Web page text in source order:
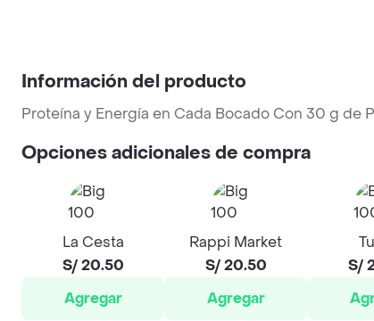
Información del producto
Proteína y Energía en Cada Bocado Con 30 g de
Opciones adicionales de compra
La Cesta
S/ 20.50
Agregar
Rappi Market
S/ 20.50
Agregar
S/